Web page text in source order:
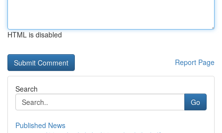
HTML is disabled
Report Page
Search
Go
Published News